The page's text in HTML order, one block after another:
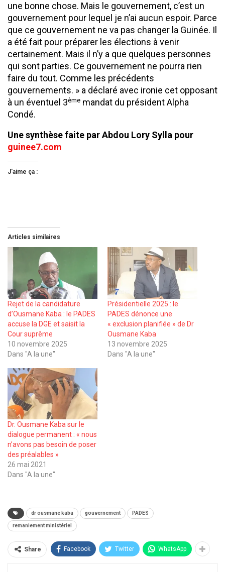
une bonne chose. Mais le gouvernement, c’est un
gouvernement pour lequel je n’ai aucun espoir. Parce
que ce gouvernement ne va pas changer la Guinée. Il
a été fait pour préparer les élections à venir
certainement. Mais il n’y a que quelques personnes
qui sont parties. Ce gouvernement ne pourra rien
faire du tout. Comme les précédents
gouvernements. » a déclaré avec ironie cet opposant
à un éventuel 3ème mandat du président Alpha
Condé.
Une synthèse faite par Abdou Lory Sylla pour
guinee7.com
J’aime ça :
Articles similaires
Rejet de la candidature
d’Ousmane Kaba : le PADES
accuse la DGE et saisit la
Cour suprême
10 novembre 2025
Dans "A la une"
Présidentielle 2025 : le
PADES dénonce une
« exclusion planifiée » de Dr
Ousmane Kaba
13 novembre 2025
Dans "A la une"
Dr. Ousmane Kaba sur le
dialogue permanent : « nous
n’avons pas besoin de poser
des préalables »
26 mai 2021
Dans "A la une"
dr ousmane kaba gouvernement PADES
remaniement ministériel
Share Facebook Twitter WhatsApp